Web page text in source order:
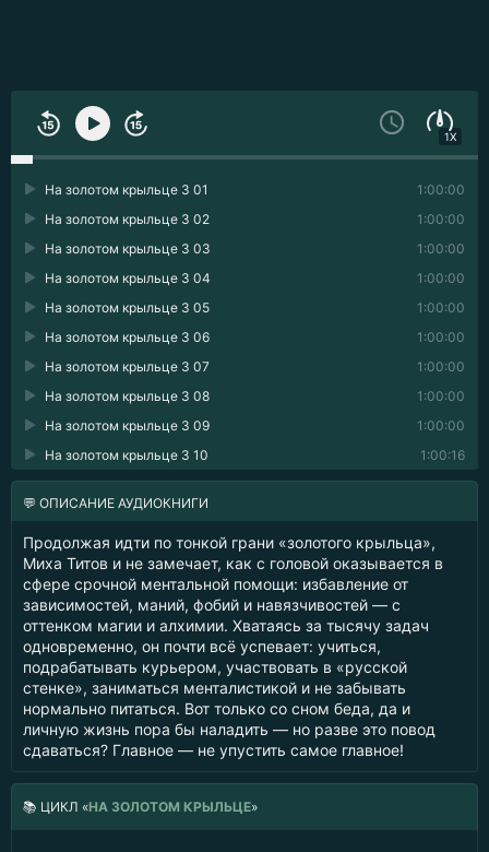
1X
1:00:00
На золотом крыльце 3 01
1:00:00
На золотом крыльце 3 02
1:00:00
На золотом крыльце 3 03
1:00:00
На золотом крыльце 3 04
1:00:00
На золотом крыльце 3 05
1:00:00
На золотом крыльце 3 06
1:00:00
На золотом крыльце 3 07
1:00:00
На золотом крыльце 3 08
1:00:00
На золотом крыльце 3 09
1:00:16
На золотом крыльце 3 10
💬 ОПИСАНИЕ АУДИОКНИГИ
Продолжая идти по тонкой грани «золотого крыльца»,
Миха Титов и не замечает, как с головой оказывается в
сфере срочной ментальной помощи: избавление от
зависимостей, маний, фобий и навязчивостей — с
оттенком магии и алхимии. Хватаясь за тысячу задач
одновременно, он почти всё успевает: учиться,
подрабатывать курьером, участвовать в «русской
стенке», заниматься менталистикой и не забывать
нормально питаться. Вот только со сном беда, да и
личную жизнь пора бы наладить — но разве это повод
сдаваться? Главное — не упустить самое главное!
📚 ЦИКЛ «НА ЗОЛОТОМ КРЫЛЬЦЕ»